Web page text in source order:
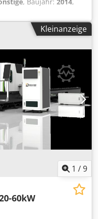
*
Beschriftungen,
Verladung /
Zulassungsservice *
Adozp Unxjzock
wir beraten Sie
41641 D-tec,
2017 * ABS, Anti-Lock
system * Pneumatic
coupling head (red
* Connecting plug 15-
box/toolbox *
Air * Total
kg * Payload:
kg * Achshersteller:
-- 20% - Tire size:
30% -- 30% - Tire
Axles: 30% -- 30% -
385/55 R22,5 * D-
* 1+3 Achse liftbar
*
, Baujahr: 2014,
10 mm rechts 10 mm
Dedpfx Aeztb Tpjdzock
Wir können Anhänger
Kleinanzeige
1 /9
60kW